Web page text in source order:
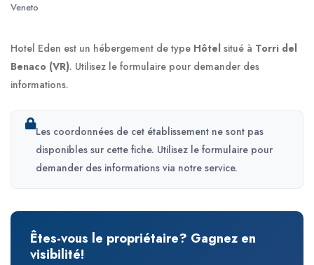
Veneto
Hotel Eden est un hébergement de type Hôtel situé à Torri del
Benaco (VR). Utilisez le formulaire pour demander des
informations.
Les coordonnées de cet établissement ne sont pas
disponibles sur cette fiche. Utilisez le formulaire pour
demander des informations via notre service.
Êtes-vous le propriétaire? Gagnez en
visibilité!